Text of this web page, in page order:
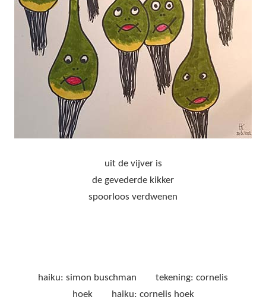
uit de vijver is
de gevederde kikker
spoorloos verdwenen
haiku: simon buschman tekening: cornelis
hoek haiku: cornelis hoek